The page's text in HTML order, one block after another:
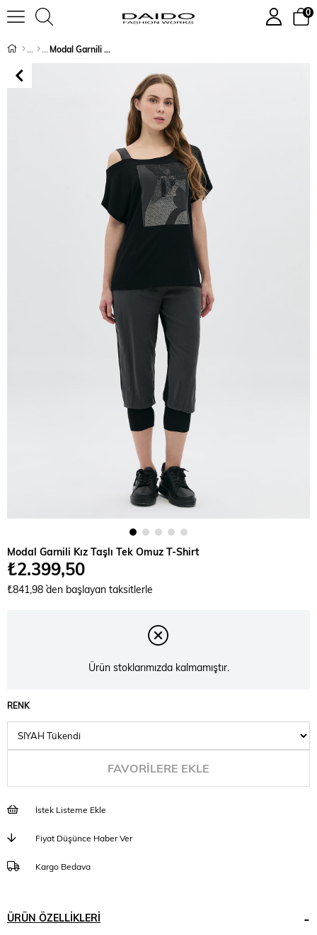
0
Modal Garnili Kız Taşlı Tek Omuz T-Shirt
Modal Garnili Kız Taşlı Tek Omuz T-Shirt
₺2.399,50
₺841,98 `den başlayan taksitlerle
Ürün stoklarımızda kalmamıştır.
RENK
FAVORILERE EKLE
İstek Listeme Ekle
Fiyat Düşünce Haber Ver
Kargo Bedava
ÜRÜN ÖZELLIKLERI